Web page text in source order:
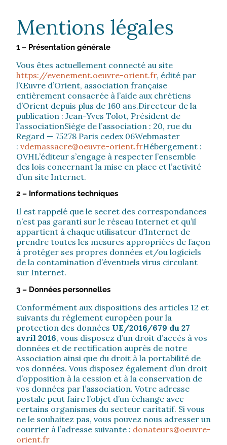
Mentions légales
1 – Présentation générale
Vous êtes actuellement connecté au site
https://evenement.oeuvre-orient.fr, édité par
l’Œuvre d’Orient, association française
entièrement consacrée à l’aide aux chrétiens
d’Orient depuis plus de 160 ans.Directeur de la
publication : Jean-Yves Tolot, Président de
l’associationSiège de l’association : 20, rue du
Regard — 75278 Paris cedex 06Webmaster
: vdemassacre@oeuvre-orient.frHébergement :
OVHL’éditeur s’engage à respecter l’ensemble
des lois concernant la mise en place et l’activité
d’un site Internet.
2 – Informations techniques
Il est rappelé que le secret des correspondances
n’est pas garanti sur le réseau Internet et qu’il
appartient à chaque utilisateur d’Internet de
prendre toutes les mesures appropriées de façon
à protéger ses propres données et/ou logiciels
de la contamination d’éventuels virus circulant
sur Internet.
3 – Données personnelles
Conformément aux dispositions des articles 12 et
suivants du règlement européen pour la
protection des données UE/2016/679 du 27
avril 2016, vous disposez d’un droit d’accès à vos
données et de rectification auprès de notre
Association ainsi que du droit à la portabilité de
vos données. Vous disposez également d’un droit
d’opposition à la cession et à la conservation de
vos données par l’association. Votre adresse
postale peut faire l’objet d’un échange avec
certains organismes du secteur caritatif. Si vous
ne le souhaitez pas, vous pouvez nous adresser un
courrier à l’adresse suivante : donateurs@oeuvre-
orient.fr